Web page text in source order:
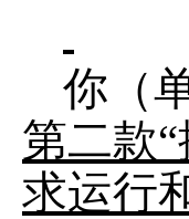
你（
第二款“
求运行